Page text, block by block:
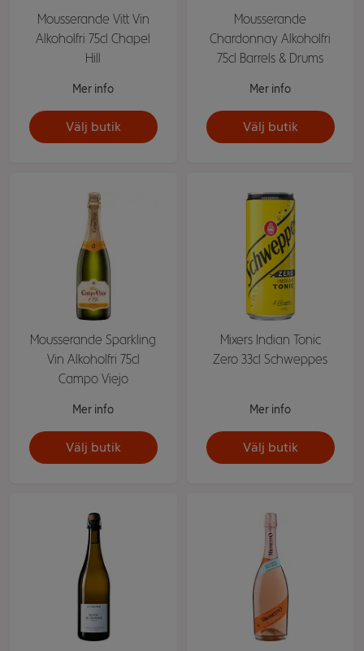
Mousserande Vitt Vin
Alkoholfri 75cl Chapel
Hill
Mer info
Välj butik
Mousserande
Chardonnay Alkoholfri
75cl Barrels & Drums
Mer info
Välj butik
Mousserande Sparkling
Vin Alkoholfri 75cl
Campo Viejo
Mer info
Välj butik
Mixers Indian Tonic
Zero 33cl Schweppes
Mer info
Välj butik